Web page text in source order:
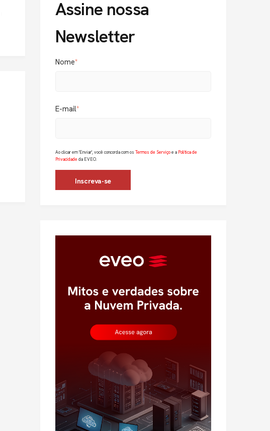
Assine nossa
Newsletter
Nome*
E-mail*
Ao clicar em 'Enviar', você concorda com os Termos de Serviçoe a Política de
Privacidadeda EVEO.